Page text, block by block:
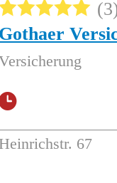
3
67